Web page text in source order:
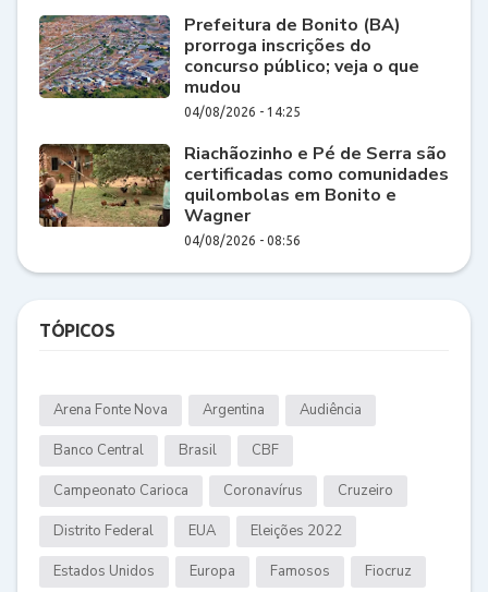
Prefeitura de Bonito (BA)
prorroga inscrições do
concurso público; veja o que
mudou
04/08/2026 - 14:25
Riachãozinho e Pé de Serra são
certificadas como comunidades
quilombolas em Bonito e
Wagner
04/08/2026 - 08:56
TÓPICOS
Arena Fonte Nova Argentina Audiência
Banco Central Brasil CBF
Campeonato Carioca Coronavírus Cruzeiro
Distrito Federal EUA Eleições 2022
Estados Unidos Europa Famosos Fiocruz